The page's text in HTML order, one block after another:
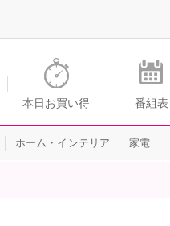
ショップチャンネル
本日お買い得 番組表
ホーム・インテリア 家電